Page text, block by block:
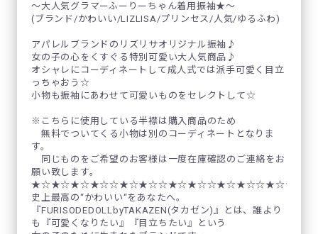
～大人気グラマーふーりーちゃん着用振袖★～
(ブランド/かわいい/LIZLISA/プリンセス/人気/ゆるふわ)
アパレルブランドのリズリサオリジナル振袖♪
女の子の心をくすぐる特別可愛い大人気商品♪
オシャレにコーディネートして成人式では派手可愛く目立
っちゃおう☆
小物も振袖にあわせて可愛いものをセレクトして☆
※こちらに使用している半襟は購入商品のため
無料でついてくる小物は別のコーディネートとなりま
す。
同じものをご希望のお客様は一度在庫確認のご連絡をお
願い致します。
史上最高の“かわいい“をあなたへ。
『FURISODEDOLLbyTAKAZEN(タカゼン)』とは、誰より
も『可愛くなりたい』『目立ちたい』という